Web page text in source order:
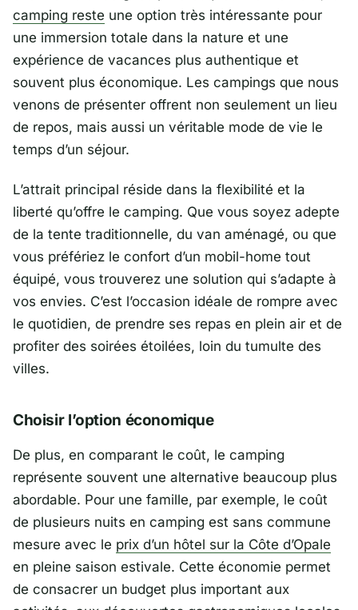
camping reste une option très intéressante pour
une immersion totale dans la nature et une
expérience de vacances plus authentique et
souvent plus économique. Les campings que nous
venons de présenter offrent non seulement un lieu
de repos, mais aussi un véritable mode de vie le
temps d’un séjour.
L’attrait principal réside dans la flexibilité et la
liberté qu’offre le camping. Que vous soyez adepte
de la tente traditionnelle, du van aménagé, ou que
vous préfériez le confort d’un mobil-home tout
équipé, vous trouverez une solution qui s’adapte à
vos envies. C’est l’occasion idéale de rompre avec
le quotidien, de prendre ses repas en plein air et de
profiter des soirées étoilées, loin du tumulte des
villes.
Choisir l’option économique
De plus, en comparant le coût, le camping
représente souvent une alternative beaucoup plus
abordable. Pour une famille, par exemple, le coût
de plusieurs nuits en camping est sans commune
mesure avec le prix d’un hôtel sur la Côte d’Opale
en pleine saison estivale. Cette économie permet
de consacrer un budget plus important aux